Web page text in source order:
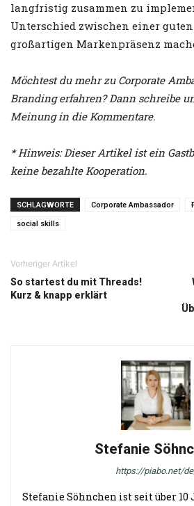
langfristig zusammen zu
Unterschied zwischen einer
großartigen Markenpräsenz
Möchtest du mehr zu Corporate
Branding erfahren? Dann schreibe
Meinung in die Kommentare.
* Hinweis: Dieser Artikel ist ein
keine bezahlte Kooperation.
SCHLAGWORTE Corporate Ambassador
social skills
Vorheriger Artikel
So startest du mit Threads!
Kurz & knapp erklärt
Stefanie
https://piabo.net/
Stefanie Söhnchen ist seit über